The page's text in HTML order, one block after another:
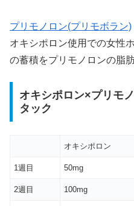
プリモノロン(プリモボラン)
オキシポロン使用での女性
の蓄積をプリモノロンの脂
オキシポロン×プリモ
タック
オキシポロン
1週目 50mg
2週目 100mg